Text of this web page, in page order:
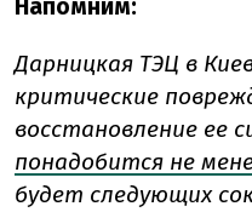
Напомним:
Дарницкая ТЭЦ в
критические
восстановление ее
понадобится не
будет следующих